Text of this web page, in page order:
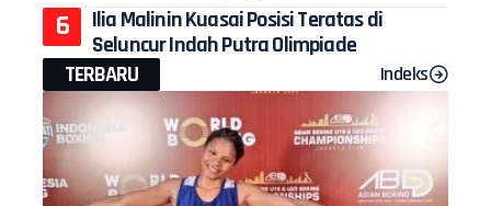
Ilia Malinin Kuasai Posisi Teratas di
Seluncur Indah Putra Olimpiade
TERBARU
Indeks